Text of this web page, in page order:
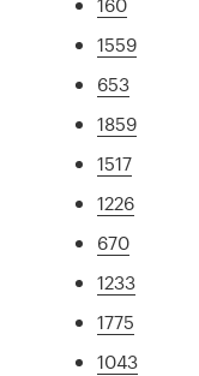
1559
653
1859
1517
1226
670
1233
1775
1043